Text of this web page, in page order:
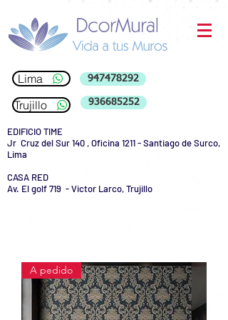
Lima 947478292
Trujillo 936685252
EDIFICIO TIME
Jr Cruz del Sur 140 , Oficina 1211 - Santiago de Surco,
Lima
CASA RED
Av. El golf 719 - Victor Larco, Trujillo
A pedido